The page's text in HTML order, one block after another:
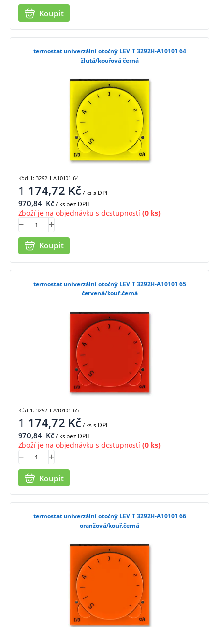
Koupit
termostat univerzální otočný LEVIT 3292H-A10101 64
žlutá/kouřová černá
1 174,72 Kč/ kss DPH
970,84 Kč/ ks bez DPH
Zboží je na objednávku s dostupností (0 ks)
Koupit
Kód 1: 3292H-A10101 64
termostat univerzální otočný LEVIT 3292H-A10101 65
červená/kouř.černá
1 174,72 Kč/ kss DPH
970,84 Kč/ ks bez DPH
Zboží je na objednávku s dostupností (0 ks)
Koupit
Kód 1: 3292H-A10101 65
termostat univerzální otočný LEVIT 3292H-A10101 66
oranžová/kouř.černá